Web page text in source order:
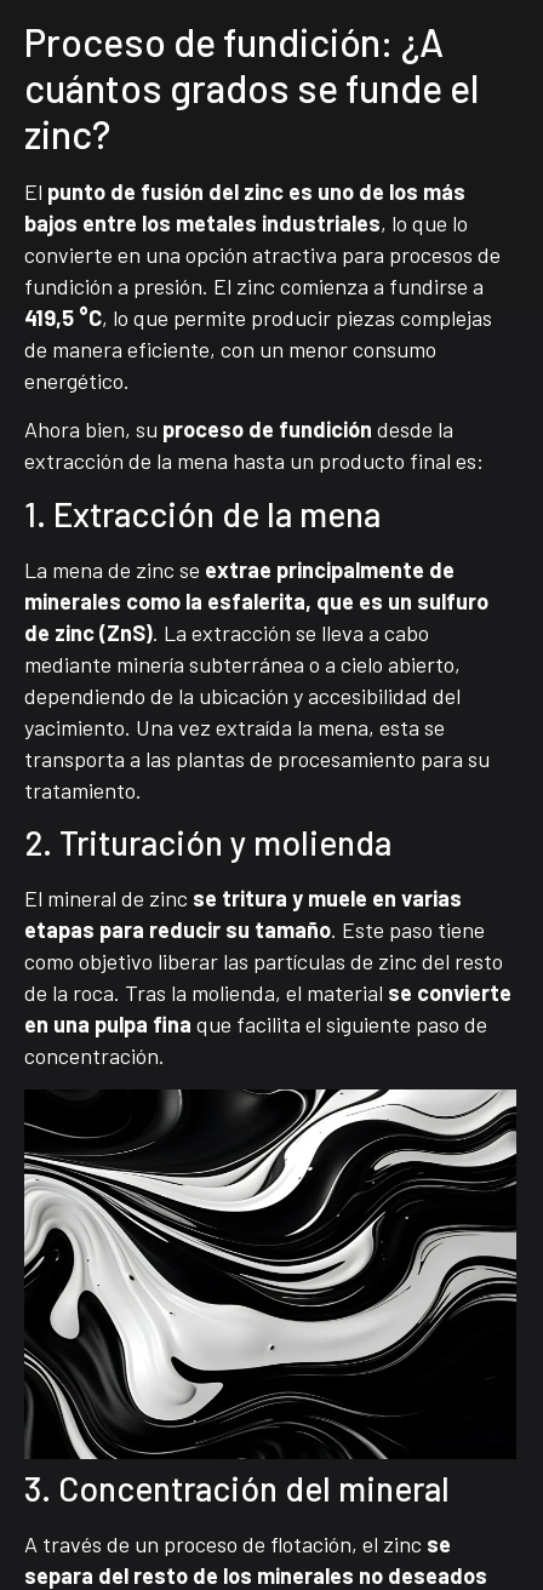
Proceso de fundición: ¿A
cuántos grados se funde el
zinc?
El punto de fusión del zinc es uno de los más
bajos entre los metales industriales, lo que lo
convierte en una opción atractiva para procesos de
fundición a presión. El zinc comienza a fundirse a
419,5 °C, lo que permite producir piezas complejas
de manera eficiente, con un menor consumo
energético.
Ahora bien, su proceso de fundición desde la
extracción de la mena hasta un producto final es:
1. Extracción de la mena
La mena de zinc se extrae principalmente de
minerales como la esfalerita, que es un sulfuro
de zinc (ZnS). La extracción se lleva a cabo
mediante minería subterránea o a cielo abierto,
dependiendo de la ubicación y accesibilidad del
yacimiento. Una vez extraída la mena, esta se
transporta a las plantas de procesamiento para su
tratamiento.
2. Trituración y molienda
El mineral de zinc se tritura y muele en varias
etapas para reducir su tamaño. Este paso tiene
como objetivo liberar las partículas de zinc del resto
de la roca. Tras la molienda, el material se convierte
en una pulpa fina que facilita el siguiente paso de
concentración.
3. Concentración del mineral
A través de un proceso de flotación, el zinc se
separa del resto de los minerales no deseados